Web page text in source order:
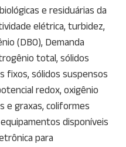
e residuárias da
elétrica, turbidez,
(DBO), Demanda
total, sólidos
fixos, sólidos suspensos
redox, oxigênio
e graxas, coliformes
disponíveis
para